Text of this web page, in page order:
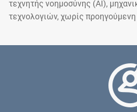
τεχνητής νοημοσύνης (AI),
τεχνολογιών, χωρίς προηγούμενη